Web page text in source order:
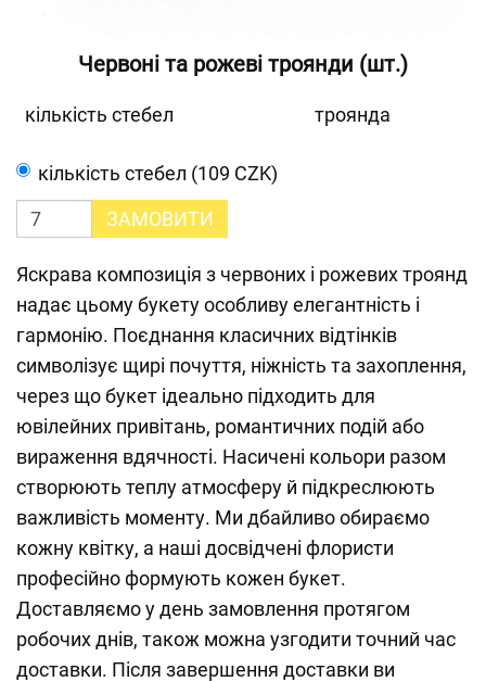
Червоні та рожеві троянди (шт.)
кількість стебел троянда
кількість стебел (109 CZK)
ЗАМОВИТИ
Яскрава композиція з червоних і рожевих троянд
надає цьому букету особливу елегантність і
гармонію. Поєднання класичних відтінків
символізує щирі почуття, ніжність та захоплення,
через що букет ідеально підходить для
ювілейних привітань, романтичних подій або
вираження вдячності. Насичені кольори разом
створюють теплу атмосферу й підкреслюють
важливість моменту. Ми дбайливо обираємо
кожну квітку, а наші досвідчені флористи
професійно формують кожен букет.
Доставляємо у день замовлення протягом
робочих днів, також можна узгодити точний час
доставки. Після завершення доставки ви